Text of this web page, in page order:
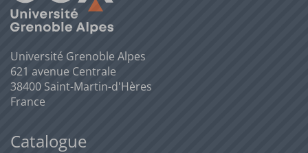
Université Grenoble Alpes
621 avenue Centrale
38400 Saint-Martin-d'Hères
France
Catalogue